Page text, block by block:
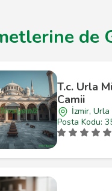
de
T.c. Urla
Camii
İzmir, Urla
Posta Kodu: